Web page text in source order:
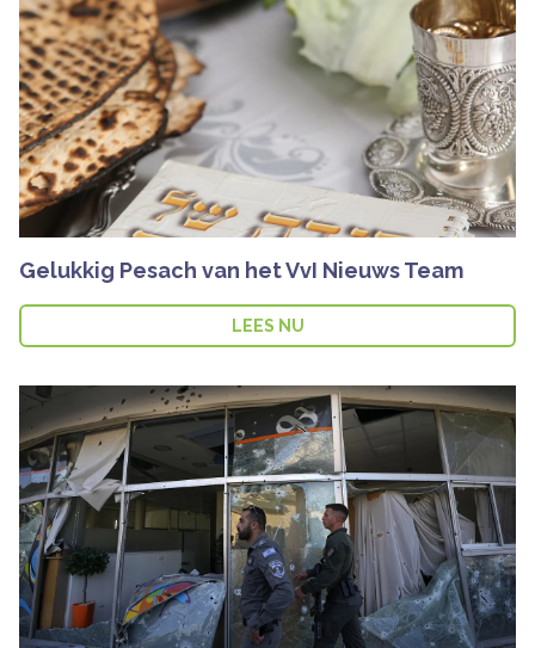
Gelukkig Pesach van het VvI Nieuws Team
LEES NU